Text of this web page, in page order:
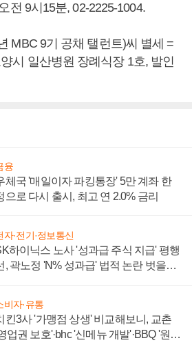
전 9시15분, 02-2225-1004.
MBC 9기 공채 탤런트)씨 별세 =
시 일산병원 장례식장 1호, 발인
융
체국 '매일이자 파킹통장' 5만 계좌 한
으로 다시 출시, 최고 연 2.0% 금리
자·전기·정보통신
하이닉스 노사 '성과급 주식 지급' 평행
, 곽노정 'N% 성과급' 법적 논란 벗을지
비자·유통
킨3사 '가맹점 상생' 비교해보니, 교촌
업권 보호'·bhc '신메뉴 개발'·BBQ '원가